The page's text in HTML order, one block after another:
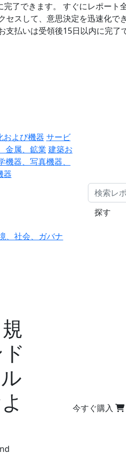
了できます。
すぐにレポート
セスして、意思決定を迅速化で
払いは受領後15日以内に完了
および機器 サービ
金属、鉱業 建築お
機器、写真機器、
器
、社会、ガバナ
探す
今すぐ購入